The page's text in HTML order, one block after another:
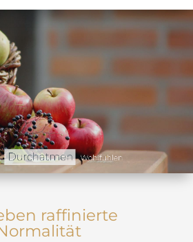
raffinierte